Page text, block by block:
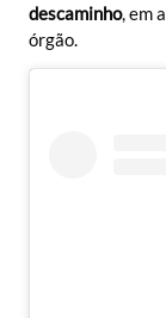
descaminho, em
órgão.